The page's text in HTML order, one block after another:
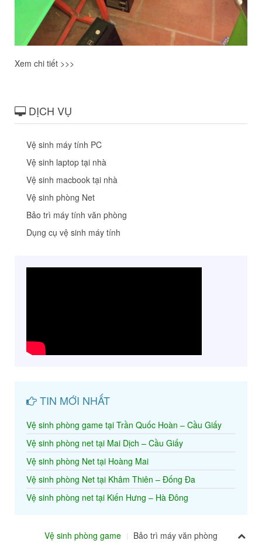
Xem chi tiết >>>
DỊCH VỤ
Vệ sinh máy tính PC
Vệ sinh laptop tại nhà
Vệ sinh macbook tại nhà
Vệ sinh phòng Net
Bảo trì máy tính văn phòng
Dụng cụ vệ sinh máy tính
TIN MỚI NHẤT
Vệ sinh phòng game tại Trần Quốc Hoàn – Cầu Giấy
Vệ sinh phòng net tại Mai Dịch – Cầu Giấy
Vệ sinh phòng Net tại Hoàng Mai
Vệ sinh phòng Net tại Khâm Thiên – Đống Đa
Vệ sinh phòng net tại Kiến Hưng – Hà Đông
Vệ sinh phòng game
Bảo trì máy văn phòng